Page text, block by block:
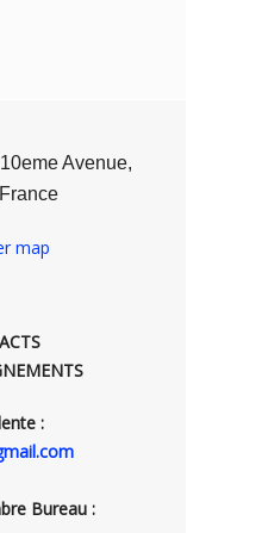
Avenue,
:
Bureau :